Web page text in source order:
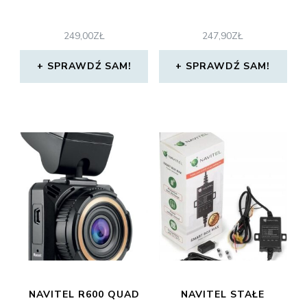
249,00ZŁ
SPRAWDŹ SAM!
247,90ZŁ
SPRAWDŹ SAM!
NAVITEL R600 QUAD
NAVITEL STAŁE